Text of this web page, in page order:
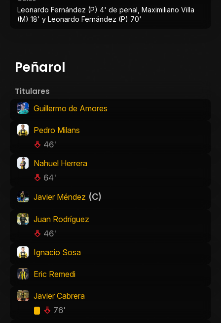
Leonardo Fernández (P) 4' de penal, Maximiliano Villa
(M) 18' y Leonardo Fernández (P) 70'
Peñarol
Titulares
Guillermo de Amores
Pedro Milans
46'
Nahuel Herrera
64'
Javier Méndez (C)
Juan Rodríguez
46'
Ignacio Sosa
Eric Remedi
Javier Cabrera
76'